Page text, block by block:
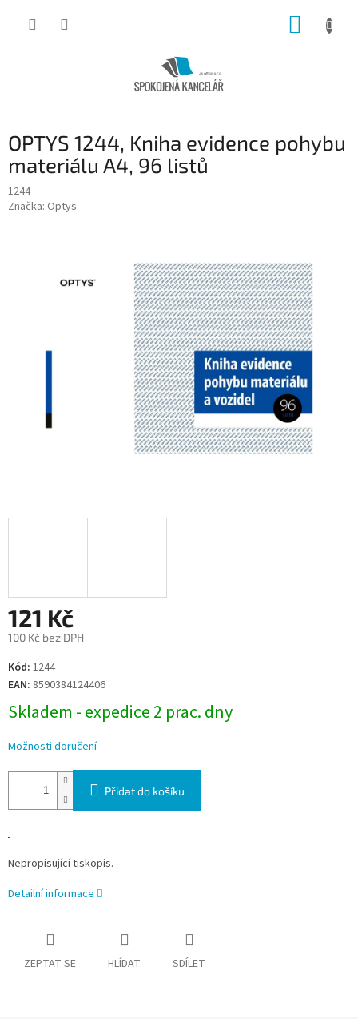
OPTYS 1244, Kniha evidence pohybu
materiálu A4, 96 listů
1244
Značka: Optys
121 Kč
100 Kč bez DPH
Měrná
cena:
Kód: 1244
EAN: 8590384124406
Skladem - expedice 2 prac. dny
Možnosti doručení
Přidat do košíku
Nepropisující tiskopis.
Detailní informace
ZEPTAT SE HLÍDAT SDÍLET